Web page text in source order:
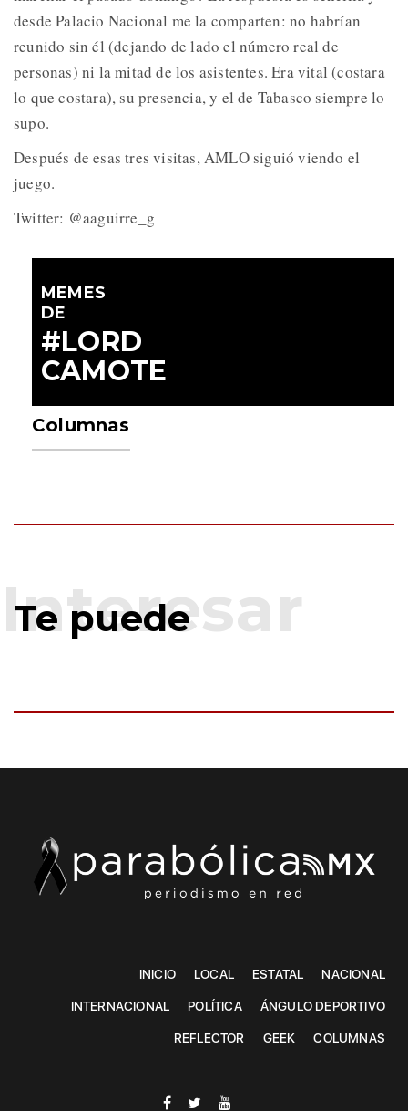
desde Palacio Nacional me la comparten: no habrían
reunido sin él (dejando de lado el número real de
personas) ni la mitad de los asistentes. Era vital (costara
lo que costara), su presencia, y el de Tabasco siempre lo
supo.
Después de esas tres visitas, AMLO siguió viendo el
juego.
Twitter: @aaguirre_g
MEMES
DE
#LORD
CAMOTE
Columnas
Te puede
INICIO LOCAL ESTATAL NACIONAL
INTERNACIONAL POLÍTICA ÁNGULO DEPORTIVO
REFLECTOR GEEK COLUMNAS